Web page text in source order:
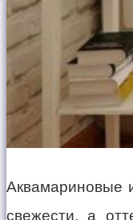
Аквамариновые
свежести, а